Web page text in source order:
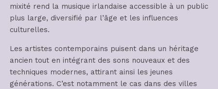
mixité rend la musique irlandaise accessible à un public
plus large, diversifié par l’âge et les influences
culturelles.
Les artistes contemporains puisent dans un héritage
ancien tout en intégrant des sons nouveaux et des
techniques modernes, attirant ainsi les jeunes
générations. C’est notamment le cas dans des villes